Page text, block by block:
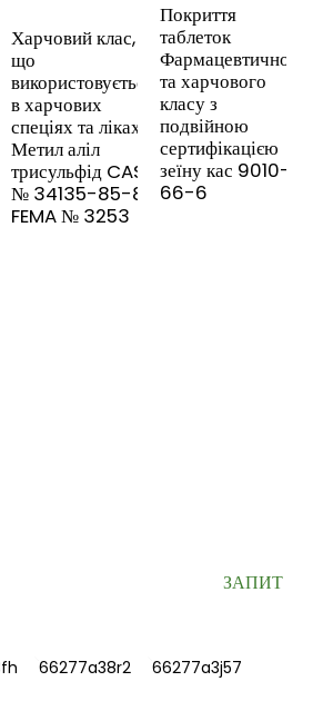
Харчовий клас,
що
використовується
в харчових
спеціях та ліках.
Метил аліл
трисульфід CAS
№ 34135-85-8
FEMA № 3253
Покриття
таблеток
Фармацевтичного
та харчового
класу з
подвійною
сертифікацією
зеїну кас 9010-
66-6
ЗАПИТ